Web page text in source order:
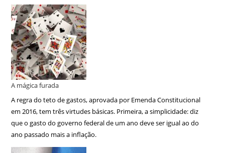
A mágica furada
A regra do teto de gastos, aprovada por Emenda Constitucional
em 2016, tem três virtudes básicas. Primeira, a simplicidade: diz
que o gasto do governo federal de um ano deve ser igual ao do
ano passado mais a inflação.